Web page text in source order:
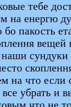
тебе
на енергю
бо пакость
вещей
сундуки
на что
убрать и